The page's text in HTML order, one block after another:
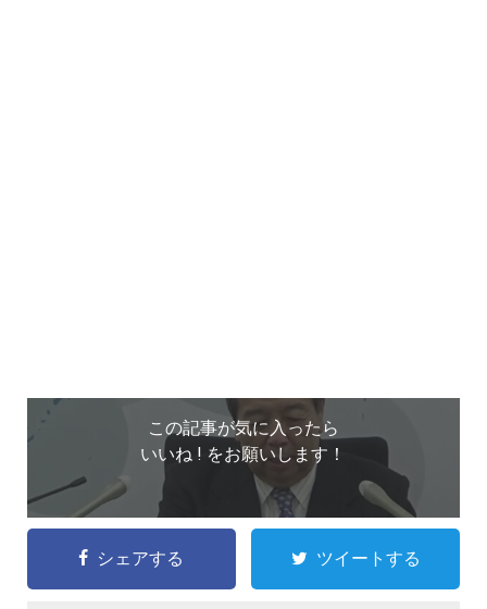
この記事が気に入ったら
いいね ! をお願いします！
シェアする ツイートする